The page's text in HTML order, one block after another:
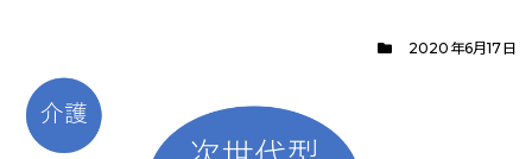
2020年6月17日